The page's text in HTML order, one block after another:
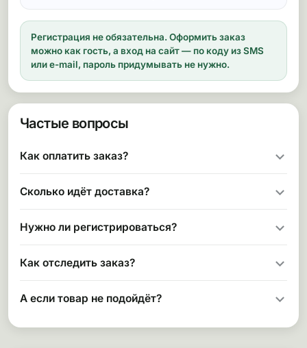
Регистрация не обязательна. Оформить заказ
можно как гость, а вход на сайт — по коду из SMS
или e-mail, пароль придумывать не нужно.
Частые вопросы
Как оплатить заказ?
Сколько идёт доставка?
Нужно ли регистрироваться?
Как отследить заказ?
А если товар не подойдёт?